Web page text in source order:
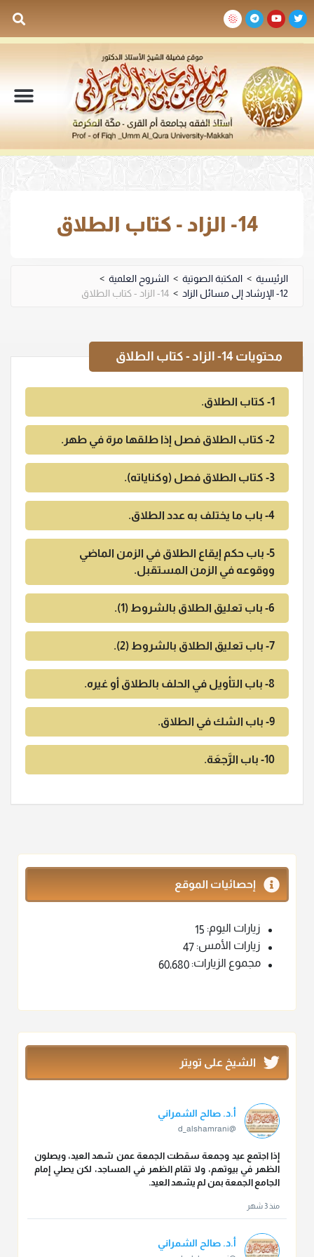
14- الزاد - كتاب الطلاق
الرئيسية > المكتبة الصوتية > الشروح العلمية >
12- الإرشاد إلى مسائل الزاد
> 14- الزاد - كتاب الطلاق
محتويات 14- الزاد - كتاب الطلاق
1- كتاب الطلاق.
2- كتاب الطلاق فصل إذا طلقها مرة في طهر.
3- كتاب الطلاق فصل (وكناياته).
4- باب ما يختلف به عدد الطلاق.
5- باب حكم إيقاع الطلاق في الزمن الماضي
ووقوعه في الزمن المستقبل.
6- باب تعليق الطلاق بالشروط (1).
7- باب تعليق الطلاق بالشروط (2).
8- باب التأويل في الحلف بالطلاق أو غيره.
9- باب الشك في الطلاق.
10- باب الرَّجعَة.
إحصائيات الموقع
زيارات اليوم: 15
زيارات الأمس: 47
مجموع الزيارات: 60٬680
الشيخ على تويتر
أ.د. صالح الشمراني
@d_alshamrani
إذا اجتمع عيد وجمعة سقطت الجمعة عمن شهد العيد، ويصلون
الظهر في بيوتهم، ولا تقام الظهر في المساجد، لكن يصلي إمام
الجامع الجمعة بمن لم يشهد العيد.
منذ 3 شهر
أ.د. صالح الشمراني